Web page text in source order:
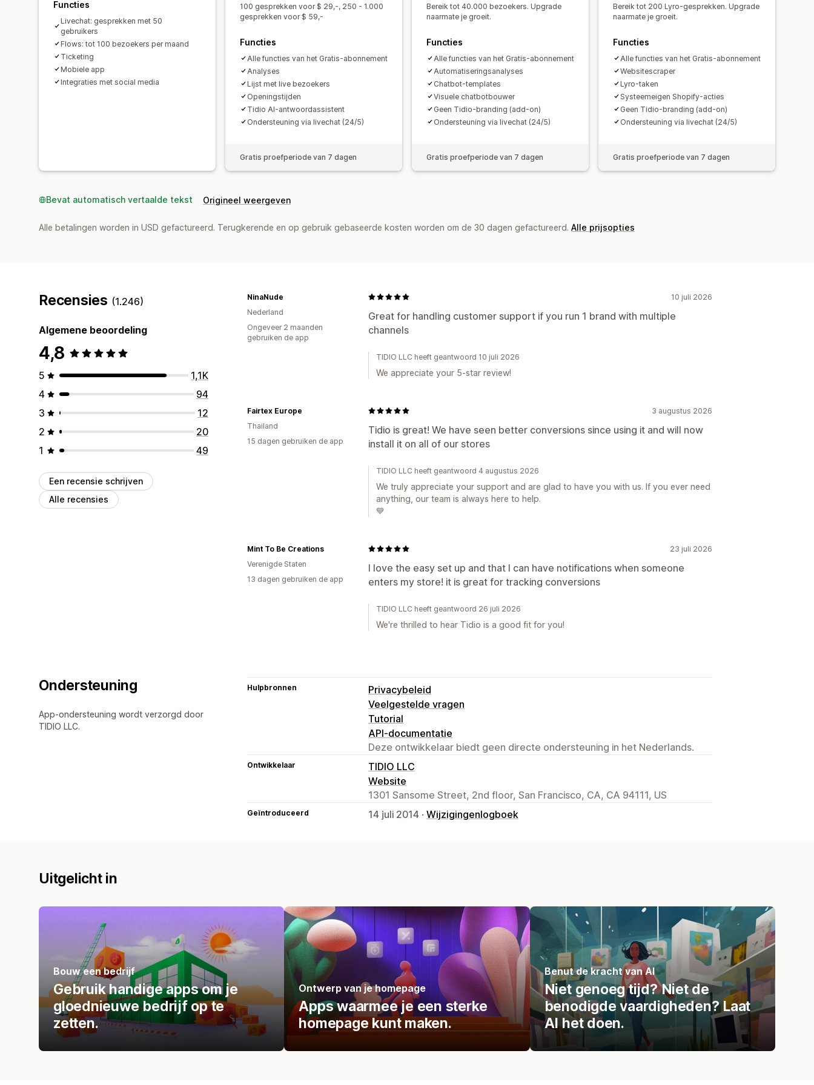
Welkomstberichten Chatknoppen
Chattoewijzing
Functies
Livechat: gesprekken met 50
gebruikers
Flows: tot 100 bezoekers per maand
Ticketing
Mobiele app
Integraties met social media
100 gesprekken voor $ 29,-, 250 - 1.000
gesprekken voor $ 59,-
Functies
Alle functies van het Gratis-abonnement
Analyses
Lijst met live bezoekers
Openingstijden
Tidio AI-antwoordassistent
Ondersteuning via livechat (24/5)
Gratis proefperiode van 7 dagen
Bereik tot 40.000 bezoekers. Upgrade
naarmate je groeit.
Functies
Alle functies van het Gratis-abonnement
Automatiseringsanalyses
Chatbot-templates
Visuele chatbotbouwer
Geen Tidio-branding (add-on)
Ondersteuning via livechat (24/5)
Gratis proefperiode van 7 dagen
Bereik tot 200 Lyro-gesprekken. Upgrade
naarmate je groeit.
Functies
Alle functies van het Gratis-abonnement
Websitescraper
Lyro-taken
Systeemeigen Shopify-acties
Geen Tidio-branding (add-on)
Ondersteuning via livechat (24/5)
Gratis proefperiode van 7 dagen
Bevat automatisch vertaalde tekst Origineel weergeven
Alle betalingen worden in USD gefactureerd. Terugkerende en op gebruik gebaseerde kosten worden om de 30 dagen gefactureerd. Alle prijsopties
Recensies (1.246)
Algemene beoordeling
4,8
5
1,1K
4
94
3
12
2
20
1
49
Een recensie schrijven
Alle recensies
10 juli 2026
Great for handling customer support if you run 1 brand with multiple
channels
NinaNude
Nederland
Ongeveer 2 maanden
gebruiken de app
TIDIO LLC heeft geantwoord 10 juli 2026
We appreciate your 5-star review!
3 augustus 2026
Tidio is great! We have seen better conversions since using it and will now
install it on all of our stores
Fairtex Europe
Thailand
15 dagen gebruiken de app
TIDIO LLC heeft geantwoord 4 augustus 2026
We truly appreciate your support and are glad to have you with us. If you ever need
anything, our team is always here to help.
💙
23 juli 2026
I love the easy set up and that I can have notifications when someone
enters my store! it is great for tracking conversions
Mint To Be Creations
Verenigde Staten
13 dagen gebruiken de app
TIDIO LLC heeft geantwoord 26 juli 2026
We're thrilled to hear Tidio is a good fit for you!
Ondersteuning
App-ondersteuning wordt verzorgd door
TIDIO LLC.
Hulpbronnen
Privacybeleid
Veelgestelde vragen
Tutorial
API-documentatie
Deze ontwikkelaar biedt geen directe ondersteuning in het Nederlands.
Ontwikkelaar
TIDIO LLC
Website
1301 Sansome Street, 2nd floor, San Francisco, CA, CA 94111, US
Geïntroduceerd 14 juli 2014 · Wijzigingenlogboek
Uitgelicht in
Bouw een bedrijf
Gebruik handige apps om je
gloednieuwe bedrijf op te
zetten.
Ontwerp van je homepage
Apps waarmee je een sterke
homepage kunt maken.
Benut de kracht van AI
Niet genoeg tijd? Niet de
benodigde vaardigheden? Laat
AI het doen.